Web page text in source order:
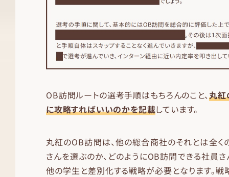
OB訪問ルートの選考手順はもちろんのこと、丸紅
に攻略すればいいのかを記載しています。
丸紅のOB訪問は、他の総合商社のそれとは全く
さんを選ぶのか、どのようにOB訪問できる社員さ
他の学生と差別化する戦略が必要となります。戦